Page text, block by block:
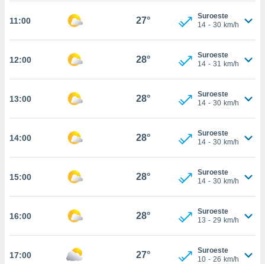
se
ni para
no
web a
11:00 27°
Suroeste
14 - 30 km/h
12:00 28°
Suroeste
14 - 31 km/h
13:00 28°
Suroeste
14 - 30 km/h
14:00 28°
Suroeste
14 - 30 km/h
15:00 28°
Suroeste
14 - 30 km/h
16:00 28°
Suroeste
13 - 29 km/h
17:00 27°
Suroeste
10 - 26 km/h